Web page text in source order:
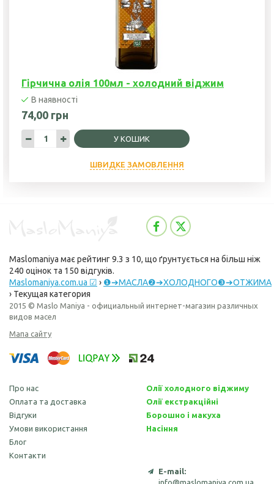
Гірчична олія 100мл - холодний віджим
В наявності
74,00 грн
У КОШИК
ШВИДКЕ ЗАМОВЛЕННЯ
Maslomaniya має рейтинг9.3 з 10, що ґрунтується на більш ніж
240 оцінок та 150 відгуків.
Maslomaniya.com.ua ☑ › ❶➔МАСЛА❷➔ХОЛОДНОГО❸➔ОТЖИМА
› Текущая категория
2015 © Maslo Maniya - официальный интернет-магазин различных
видов масел
Мапа сайту
Про нас
Оплата та доставка
Відгуки
Умови використання
Блог
Контакти
Олії холодного віджиму
Олії екстракційні
Борошно і макуха
Насіння
E-mail: